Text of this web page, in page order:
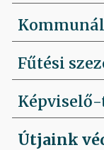
Fűtési
Útjaink